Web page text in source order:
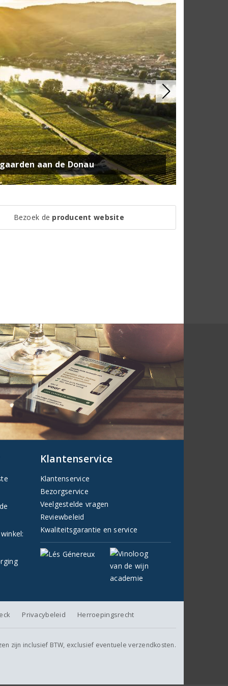
aan de Donau
Bezoek de producent website
Klantenservice
Klantenservice
Bezorgservice
Veelgestelde vragen
Reviewbeleid
Kwaliteitsgarantie en service
Privacybeleid Herroepingsrecht
zijn inclusief BTW, exclusief eventuele verzendkosten.